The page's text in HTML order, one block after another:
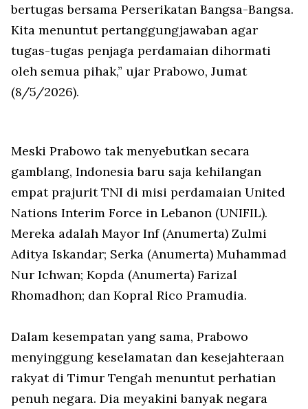
bertugas bersama Perserikatan Bangsa-Bangsa.
Kita menuntut pertanggungjawaban agar
tugas-tugas penjaga perdamaian dihormati
oleh semua pihak,” ujar Prabowo, Jumat
(8/5/2026).
Meski Prabowo tak menyebutkan secara
gamblang, Indonesia baru saja kehilangan
empat prajurit TNI di misi perdamaian United
Nations Interim Force in Lebanon (UNIFIL).
Mereka adalah Mayor Inf (Anumerta) Zulmi
Aditya Iskandar; Serka (Anumerta) Muhammad
Nur Ichwan; Kopda (Anumerta) Farizal
Rhomadhon; dan Kopral Rico Pramudia.
Dalam kesempatan yang sama, Prabowo
menyinggung keselamatan dan kesejahteraan
rakyat di Timur Tengah menuntut perhatian
penuh negara. Dia meyakini banyak negara